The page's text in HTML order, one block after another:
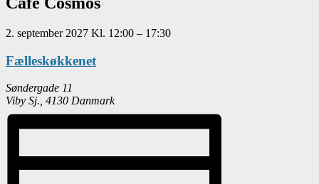
2. september 2027 Kl. 12:00 – 17:30
Fælleskøkkenet
Søndergade 11
Viby Sj. 4130 Danmark